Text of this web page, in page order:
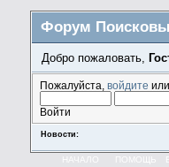
Форум
Добро пожаловать,
Пожалуйста, войдите или
Войти
Новости:
НАЧАЛО ПОМОЩЬ